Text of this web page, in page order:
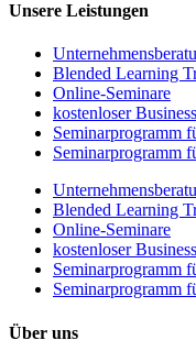
Unsere Leistungen
Blended Learning
Online-Seminare
kostenloser
Seminarprogramm
Seminarprogramm
Blended Learning
Online-Seminare
kostenloser
Seminarprogramm
Seminarprogramm
Über uns